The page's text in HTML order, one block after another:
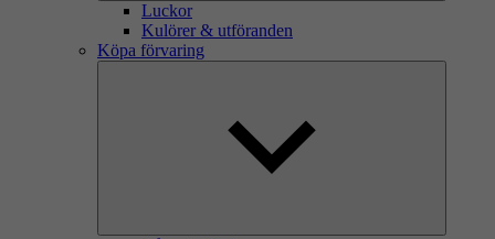
Luckor
Kulörer & utföranden
Köpa förvaring